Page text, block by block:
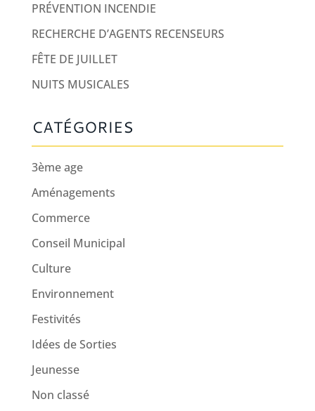
PRÉVENTION INCENDIE
RECHERCHE D’AGENTS RECENSEURS
FÊTE DE JUILLET
NUITS MUSICALES
CATÉGORIES
3ème age
Aménagements
Commerce
Conseil Municipal
Culture
Environnement
Festivités
Idées de Sorties
Jeunesse
Non classé